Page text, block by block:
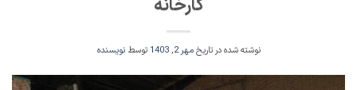
کارخانه
نوشته شده در تاریخمهر 2, 1403 توسطنویسنده